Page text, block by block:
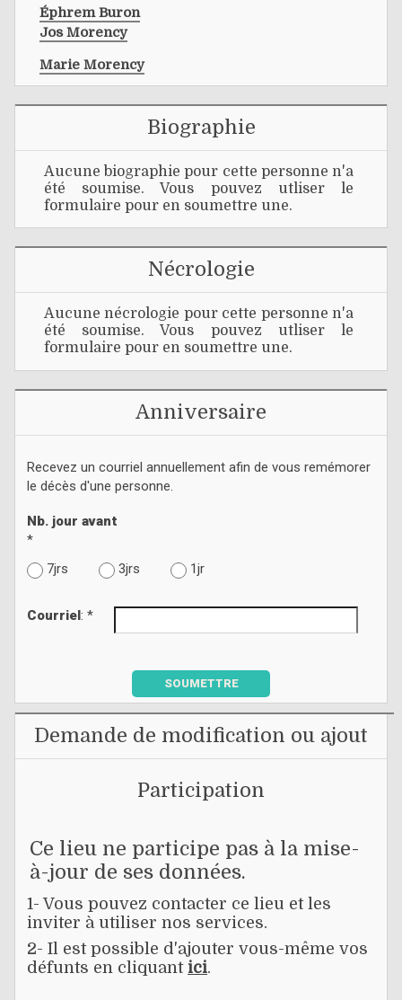
Éphrem Buron
Jos Morency
Marie Morency
Biographie
Aucune biographie pour cette personne n'a
été soumise. Vous pouvez utliser le
formulaire pour en soumettre une.
Nécrologie
Aucune nécrologie pour cette personne n'a
été soumise. Vous pouvez utliser le
formulaire pour en soumettre une.
Anniversaire
Recevez un courriel annuellement afin de vous remémorer
le décès d'une personne.
Nb. jour avant
*
7jrs
3jrs 1jr
Courriel : *
SOUMETTRE
Demande de modification ou ajout
Participation
Ce lieu ne participe pas à la mise-
à-jour de ses données.
1- Vous pouvez contacter ce lieu et les
inviter à utiliser nos services.
2- Il est possible d'ajouter vous-même vos
défunts en cliquant ici.